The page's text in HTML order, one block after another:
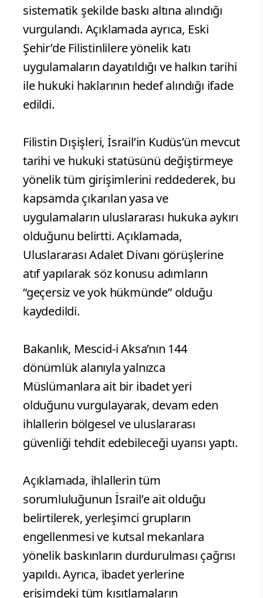
sistematik şekilde baskı altına alındığı
vurgulandı. Açıklamada ayrıca, Eski
Şehir’de Filistinlilere yönelik katı
uygulamaların dayatıldığı ve halkın tarihi
ile hukuki haklarının hedef alındığı ifade
edildi.
Filistin Dışişleri, İsrail’in Kudüs’ün mevcut
tarihi ve hukuki statüsünü değiştirmeye
yönelik tüm girişimlerini reddederek, bu
kapsamda çıkarılan yasa ve
uygulamaların uluslararası hukuka aykırı
olduğunu belirtti. Açıklamada,
Uluslararası Adalet Divanı görüşlerine
atıf yapılarak söz konusu adımların
“geçersiz ve yok hükmünde” olduğu
kaydedildi.
Bakanlık, Mescid-i Aksa’nın 144
dönümlük alanıyla yalnızca
Müslümanlara ait bir ibadet yeri
olduğunu vurgulayarak, devam eden
ihlallerin bölgesel ve uluslararası
güvenliği tehdit edebileceği uyarısı yaptı.
Açıklamada, ihlallerin tüm
sorumluluğunun İsrail’e ait olduğu
belirtilerek, yerleşimci grupların
engellenmesi ve kutsal mekanlara
yönelik baskınların durdurulması çağrısı
yapıldı. Ayrıca, ibadet yerlerine
erişimdeki tüm kısıtlamaların